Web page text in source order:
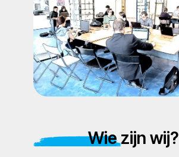
Wie zijn wij?